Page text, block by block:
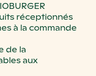
réceptionnés
à la commande
de la
aux